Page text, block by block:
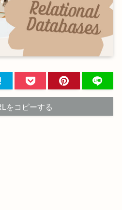
をコピーする